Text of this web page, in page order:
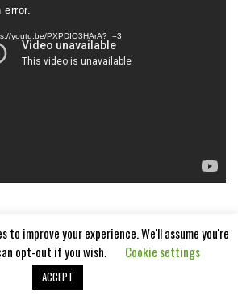
error.
youtu.be/PXPDIO3HArA?_=3
Aangedreven door
to improve your experience. We'll assume you're
opt-out if you wish.
Cookie settings
ACCEPT